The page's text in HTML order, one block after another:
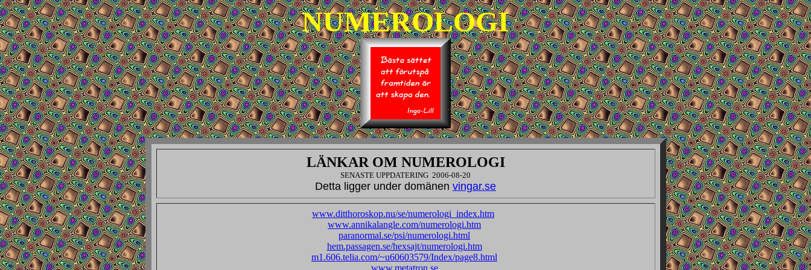
NUMEROLOGI
LÄNKAR OM NUMEROLOGI
SENASTE UPPDATERING 2006-08-20
Detta ligger under domänen vingar.se
www.ditthoroskop.nu/se/numerologi_index.htm
www.annikalangle.com/numerologi.htm
paranormal.se/psi/numerologi.html
hem.passagen.se/hexsajt/numerologi.htm
m1.606.telia.com/~u60603579/Index/page8.html
www.metatron.se